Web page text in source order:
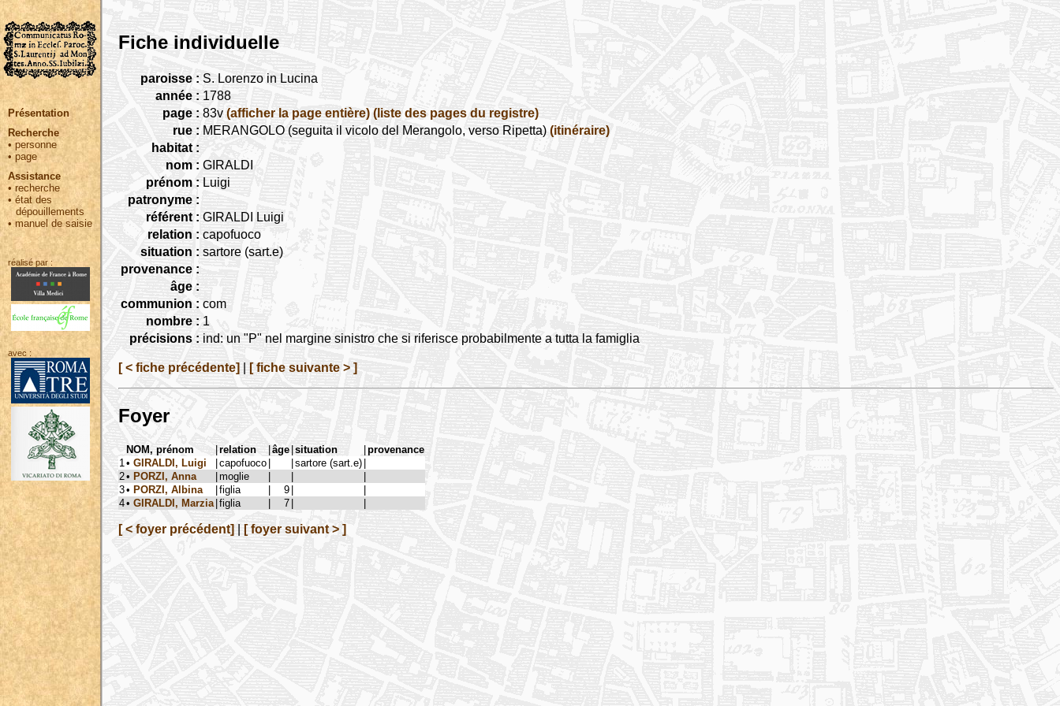
Présentation
Recherche
• personne
•page
Assistance
• recherche
•état des
dépouillements
•manuel de saisie
réalisé par :
avec :
Fiche individuelle
paroisse : S. Lorenzo in Lucina
année : 1788
page : 83v (afficher la page entière) (liste des pages du registre)
rue : MERANGOLO (seguita il vicolo del Merangolo, verso Ripetta) (itinéraire)
habitat :
nom : GIRALDI
prénom : Luigi
patronyme :
référent : GIRALDI Luigi
relation : capofuoco
situation : sartore (sart.e)
provenance :
âge :
communion : com
nombre : 1
précisions : ind: un "P" nel margine sinistro che si riferisce probabilmente a tutta la famiglia
[ < fiche précédente] [ fiche suivante > ]
Foyer
NOM, prénom |relation |âge |situation |provenance
1 • GIRALDI, Luigi |capofuoco | |sartore (sart.e) |
2• PORZI, Anna |moglie | |
|
3• PORZI, Albina |figlia | 9 |
|
4• GIRALDI, Marzia |figlia | 7 | |
[ < foyer précédent] [ foyer suivant > ]